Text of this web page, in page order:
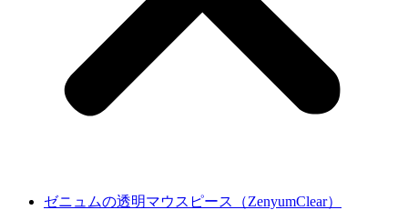
ゼニュムの透明マウスピース（ZenyumClear）